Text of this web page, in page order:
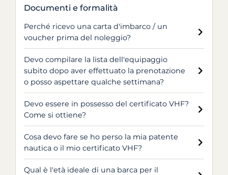
Documenti e formalità
Perché ricevo una carta d'imbarco / un
voucher prima del noleggio?
Devo compilare la lista dell'equipaggio
subito dopo aver effettuato la prenotazione
o posso aspettare qualche settimana?
Devo essere in possesso del certificato VHF?
Come si ottiene?
Cosa devo fare se ho perso la mia patente
nautica o il mio certificato VHF?
Qual è l'età ideale di una barca per il